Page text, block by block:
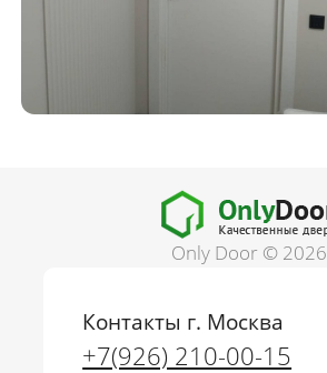
Only Door © 2026
Контакты г. Москва
+7(926) 210-00-15